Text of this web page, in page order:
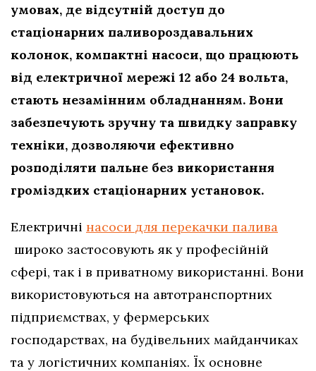
умовах, де відсутній доступ до
стаціонарних паливороздавальних
колонок, компактні насоси, що працюють
від електричної мережі 12 або 24 вольта,
стають незамінним обладнанням. Вони
забезпечують зручну та швидку заправку
техніки, дозволяючи ефективно
розподіляти пальне без використання
громіздких стаціонарних установок.
Електричні насоси для перекачки палива
широко застосовують як у професійній
сфері, так і в приватному використанні. Вони
використовуються на автотранспортних
підприємствах, у фермерських
господарствах, на будівельних майданчиках
та у логістичних компаніях. Їх основне